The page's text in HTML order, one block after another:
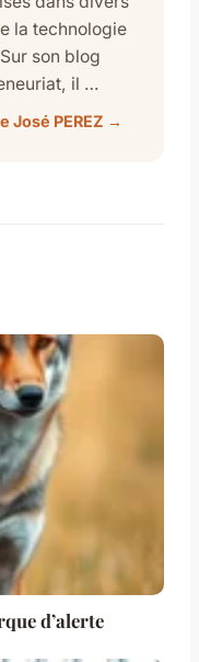
la technologie
son blog
il …
José PEREZ →
d’alerte